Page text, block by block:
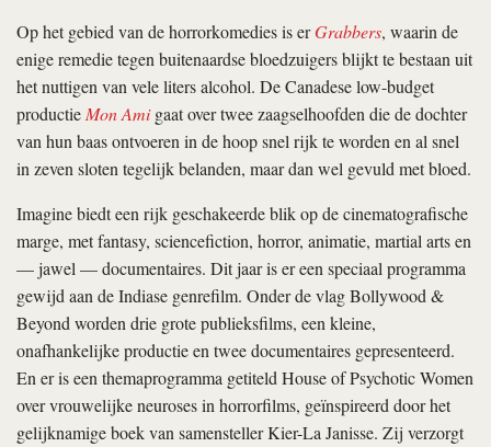
Op het gebied van de horrorkomedies is erGrabbers, waarin de
enige remedie tegen buitenaardse bloedzuigers blijkt te bestaan uit
het nuttigen van vele liters alcohol. De Canadese low-budget
productieMon Amigaat over twee zaagselhoofden die de dochter
van hun baas ontvoeren in de hoop snel rijk te worden en al snel
in zeven sloten tegelijk belanden, maar dan wel gevuld met bloed.
Imagine biedt een rijk geschakeerde blik op de cinematografische
marge, met fantasy, sciencefiction, horror, animatie, martial arts en
— jawel — documentaires. Dit jaar is er een speciaal programma
gewijd aan de Indiase genrefilm. Onder de vlag Bollywood &
Beyond worden drie grote publieksfilms, een kleine,
onafhankelijke productie en twee documentaires gepresenteerd.
En er is een themaprogramma getiteld House of Psychotic Women
over vrouwelijke neuroses in horrorfilms, geïnspireerd door het
gelijknamige boek van samensteller Kier-La Janisse. Zij verzorgt